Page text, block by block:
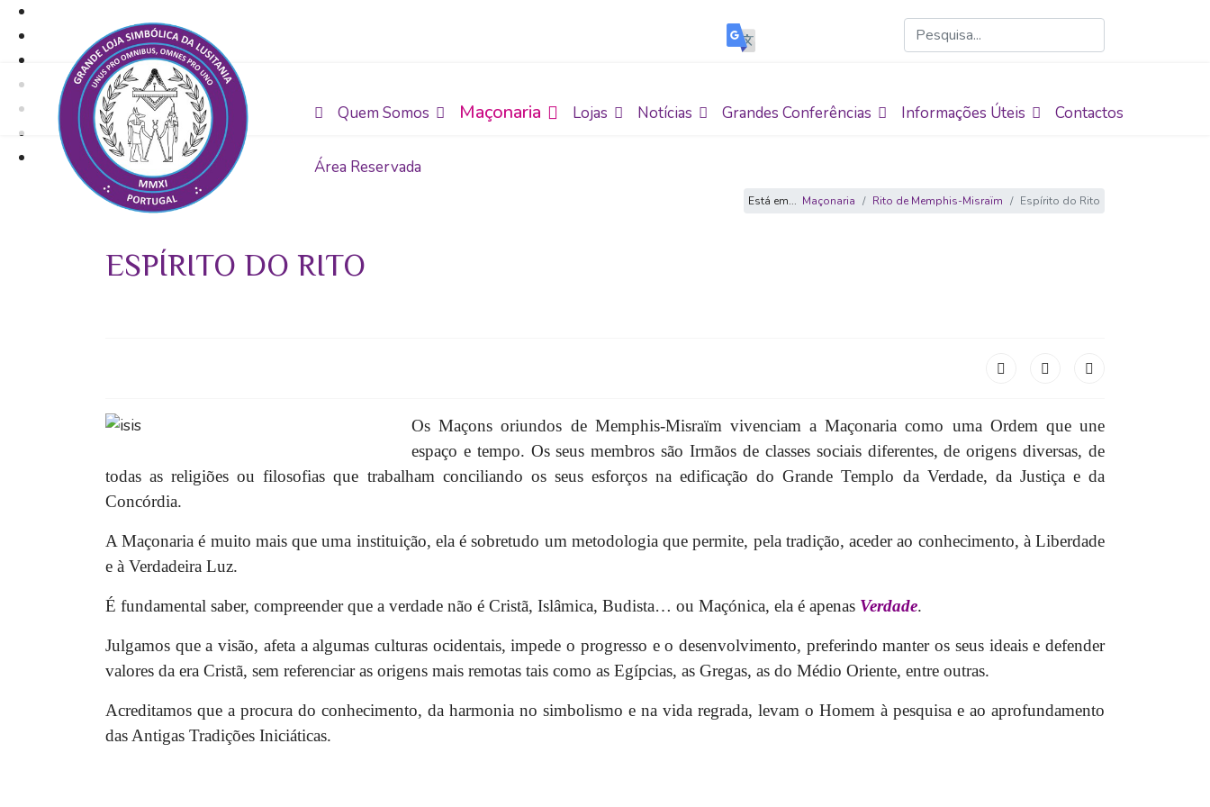
Quem Somos Maçonaria Lojas Notícias Grandes Conferências Informações Úteis Contactos
Área Reservada
Está em... Maçonaria Rito de Memphis-Misraïm Espírito do Rito
ESPÍRITO DO RITO
Os Maçons oriundos de Memphis-Misraïm vivenciam a Maçonaria como uma Ordem que une
espaço e tempo. Os seus membros são Irmãos de classes sociais diferentes, de origens diversas, de
todas as religiões ou filosofias que trabalham conciliando os seus esforços na edificação do Grande Templo da Verdade, da Justiça e da
Concórdia.
A Maçonaria é muito mais que uma instituição, ela é sobretudo um metodologia que permite, pela tradição, aceder ao conhecimento, à Liberdade
e à Verdadeira Luz.
É fundamental saber, compreender que a verdade não é Cristã, Islâmica, Budista… ou Maçónica, ela é apenas Verdade.
Julgamos que a visão, afeta a algumas culturas ocidentais, impede o progresso e o desenvolvimento, preferindo manter os seus ideais e defender
valores da era Cristã, sem referenciar as origens mais remotas tais como as Egípcias, as Gregas, as do Médio Oriente, entre outras.
Acreditamos que a procura do conhecimento, da harmonia no simbolismo e na vida regrada, levam o Homem à pesquisa e ao aprofundamento
das Antigas Tradições Iniciáticas.